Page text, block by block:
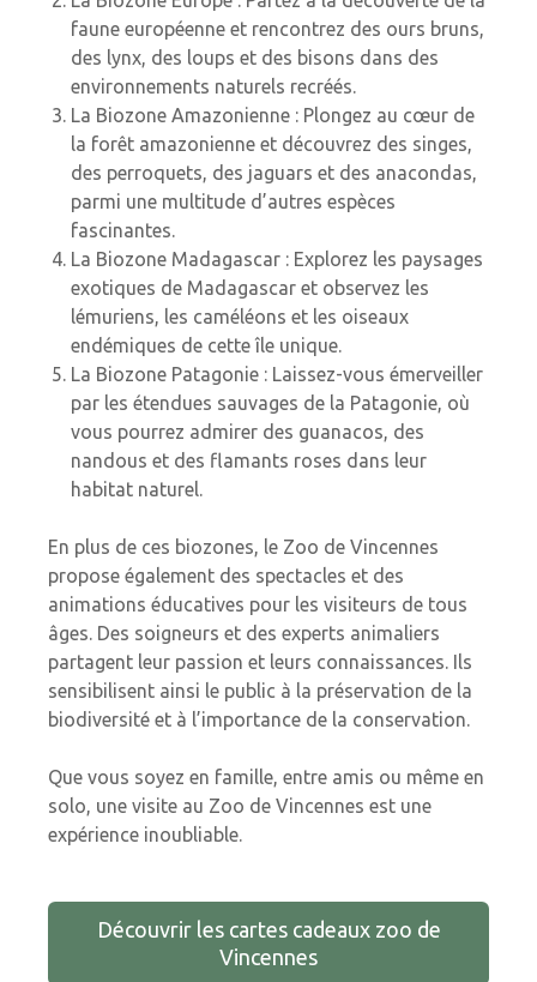
faune européenne et rencontrez des ours bruns,
des lynx, des loups et des bisons dans des
environnements naturels recréés.
La Biozone Amazonienne : Plongez au cœur de
la forêt amazonienne et découvrez des singes,
des perroquets, des jaguars et des anacondas,
parmi une multitude d’autres espèces
fascinantes.
La Biozone Madagascar : Explorez les paysages
exotiques de Madagascar et observez les
lémuriens, les caméléons et les oiseaux
endémiques de cette île unique.
La Biozone Patagonie : Laissez-vous émerveiller
par les étendues sauvages de la Patagonie, où
vous pourrez admirer des guanacos, des
nandous et des flamants roses dans leur
habitat naturel.
En plus de ces biozones, le Zoo de Vincennes
propose également des spectacles et des
animations éducatives pour les visiteurs de tous
âges. Des soigneurs et des experts animaliers
partagent leur passion et leurs connaissances. Ils
sensibilisent ainsi le public à la préservation de la
biodiversité et à l’importance de la conservation.
Que vous soyez en famille, entre amis ou même en
solo, une visite au Zoo de Vincennes est une
expérience inoubliable.
Découvrir les cartes cadeaux zoo de
Vincennes